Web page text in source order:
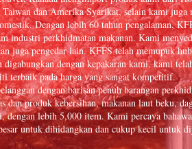
dan Amerika Syarikat, selain kami juga
Dengan lebih 60 tahun pengalaman,
industri perkhidmatan makanan. Kami
juga pengedar lain. KFFS telah memupuk
digabungkan dengan kepakaran kami, kami
terbaik pada harga yang sangat kompetitif.
dengan barisan penuh barangan
dan produk kebersihan, makanan laut beku,
dengan lebih 5,000 item. Kami percaya
untuk dihidangkan dan cukup kecil untuk